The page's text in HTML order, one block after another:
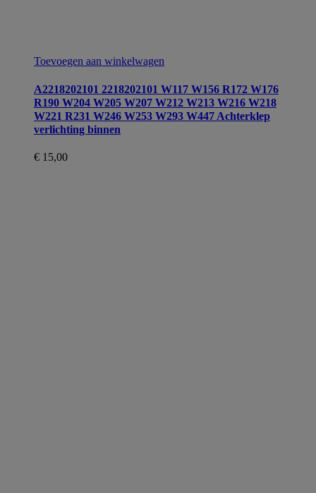
Toevoegen aan winkelwagen
A2218202101 2218202101 W117 W156 R172 W176
R190 W204 W205 W207 W212 W213 W216 W218
W221 R231 W246 W253 W293 W447 Achterklep
verlichting binnen
€ 15,00